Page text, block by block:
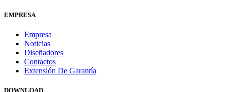
EMPRESA
Empresa
Noticias
Diseñadores
Contactos
Extensión De Garantía
DOWNLOAD